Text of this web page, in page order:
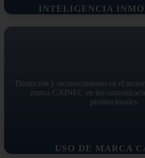
INTELIGENCIA
USO DE MARCA
Distinción y reconocimiento en el
marca CAINEC en tus
promocionales.